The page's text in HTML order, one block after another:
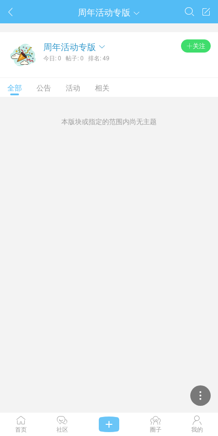
 

周年活动专版 
周年活动专版 
今日: 0 帖子: 0 排名: 49
关注
全部 公告 活动 相关
本版块或指定的范围内尚无主题

首页

社区

圈子

我的